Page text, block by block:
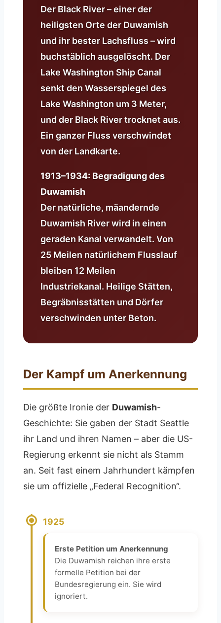
Der Black River – einer der
heiligsten Orte der Duwamish
und ihr bester Lachsfluss – wird
buchstäblich ausgelöscht. Der
Lake Washington Ship Canal
senkt den Wasserspiegel des
Lake Washington um 3 Meter,
und der Black River trocknet aus.
Ein ganzer Fluss verschwindet
von der Landkarte.
1913–1934: Begradigung des
Duwamish
Der natürliche, mäandernde
Duwamish River wird in einen
geraden Kanal verwandelt. Von
25 Meilen natürlichem Flusslauf
bleiben 12 Meilen
Industriekanal. Heilige Stätten,
Begräbnisstätten und Dörfer
verschwinden unter Beton.
Der Kampf um Anerkennung
Die größte Ironie der Duwamish-
Geschichte: Sie gaben der Stadt Seattle
ihr Land und ihren Namen – aber die US-
Regierung erkennt sie nicht als Stamm
an. Seit fast einem Jahrhundert kämpfen
sie um offizielle „Federal Recognition“.
1925
Erste Petition um Anerkennung
Die Duwamish reichen ihre erste
formelle Petition bei der
Bundesregierung ein. Sie wird
ignoriert.